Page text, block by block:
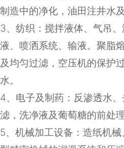
制造中的净化，油田注井水
3、纺织：搅拌液体、气吊
液、喷洒系统、输液。聚脂
及均匀过滤，空压机的保护
水。
4、电子及制药：反渗透水
滤，洗净液及葡萄糖的前处理
5、机械加工设备：造纸机